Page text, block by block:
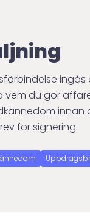
ingås
vem du gör
innan
för signering.